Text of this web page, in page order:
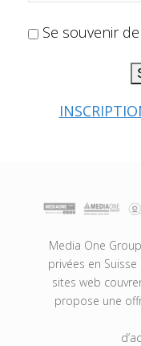
Se souvenir
Media One
privées en
sites web
propose une